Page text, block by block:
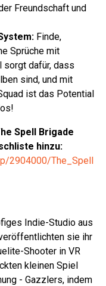
Freundschaft und
Finde,
Sprüche mit
sorgt dafür, dass
sind, und mit
ist das Potential
Spell Brigade
hinzu:
2904000/The_Spell
Indie-Studio aus
sie ihr
Shooter in VR
kleinen Spiel
- Gazzlers, indem